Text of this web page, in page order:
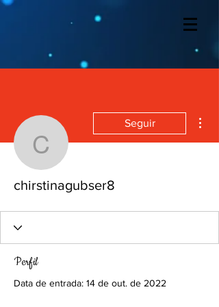
chirstinagubser8
Seguir
chirstinagubser8
Perfil
Data de entrada: 14 de out. de 2022